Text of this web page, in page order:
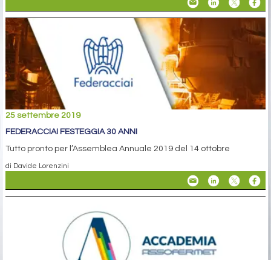
25 settembre 2019
FEDERACCIAI FESTEGGIA 30 ANNI
Tutto pronto per l’Assemblea Annuale 2019 del 14 ottobre
di Davide Lorenzini